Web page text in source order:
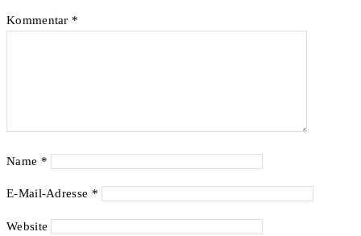
Kommentar *
Name *
E-Mail-Adresse *
Website